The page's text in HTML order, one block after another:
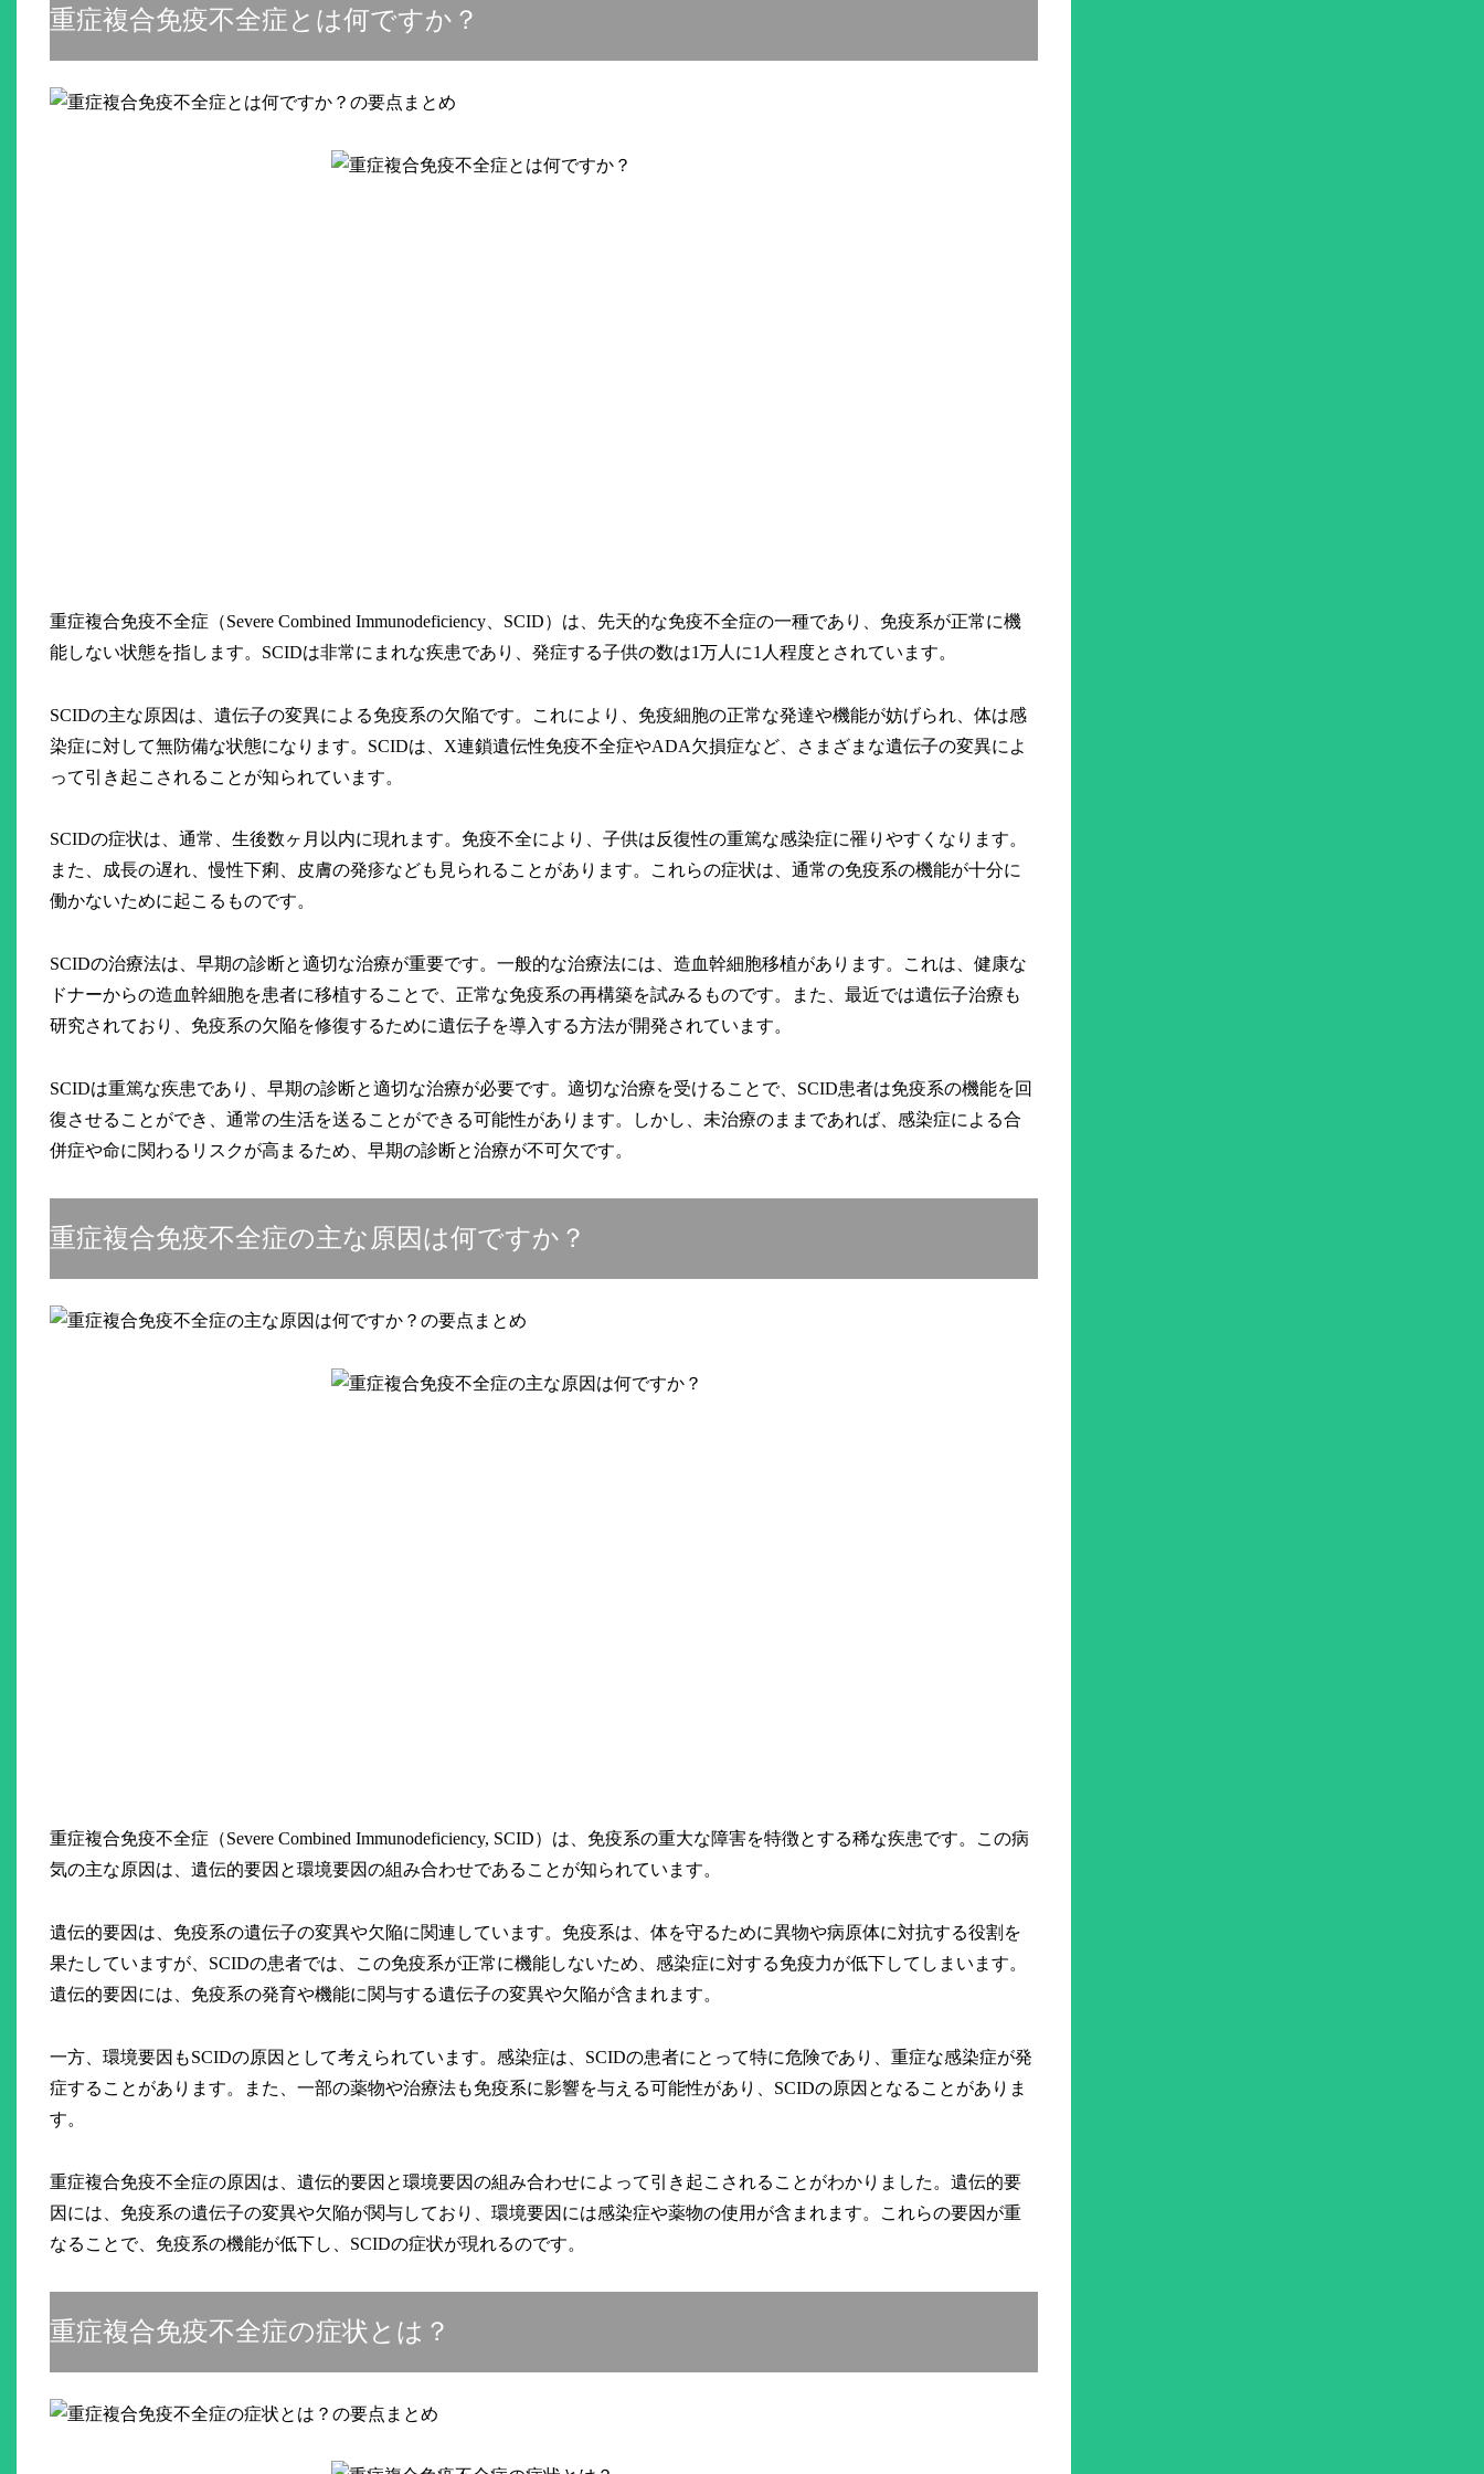
重症複合免疫不全症とは何ですか？
重症複合免疫不全症（Severe Combined Immunodeficiency、SCID）は、先天的な免疫不全症の一種であり、免疫系が正常に機
能しない状態を指します。SCIDは非常にまれな疾患であり、発症する子供の数は1万人に1人程度とされています。
SCIDの主な原因は、遺伝子の変異による免疫系の欠陥です。これにより、免疫細胞の正常な発達や機能が妨げられ、体は感
染症に対して無防備な状態になります。SCIDは、X連鎖遺伝性免疫不全症やADA欠損症など、さまざまな遺伝子の変異によ
って引き起こされることが知られています。
SCIDの症状は、通常、生後数ヶ月以内に現れます。免疫不全により、子供は反復性の重篤な感染症に罹りやすくなります。
また、成長の遅れ、慢性下痢、皮膚の発疹なども見られることがあります。これらの症状は、通常の免疫系の機能が十分に
働かないために起こるものです。
SCIDの治療法は、早期の診断と適切な治療が重要です。一般的な治療法には、造血幹細胞移植があります。これは、健康な
ドナーからの造血幹細胞を患者に移植することで、正常な免疫系の再構築を試みるものです。また、最近では遺伝子治療も
研究されており、免疫系の欠陥を修復するために遺伝子を導入する方法が開発されています。
SCIDは重篤な疾患であり、早期の診断と適切な治療が必要です。適切な治療を受けることで、SCID患者は免疫系の機能を回
復させることができ、通常の生活を送ることができる可能性があります。しかし、未治療のままであれば、感染症による合
併症や命に関わるリスクが高まるため、早期の診断と治療が不可欠です。
重症複合免疫不全症の主な原因は何ですか？
重症複合免疫不全症（Severe Combined Immunodeficiency, SCID）は、免疫系の重大な障害を特徴とする稀な疾患です。この病
気の主な原因は、遺伝的要因と環境要因の組み合わせであることが知られています。
遺伝的要因は、免疫系の遺伝子の変異や欠陥に関連しています。免疫系は、体を守るために異物や病原体に対抗する役割を
果たしていますが、SCIDの患者では、この免疫系が正常に機能しないため、感染症に対する免疫力が低下してしまいます。
遺伝的要因には、免疫系の発育や機能に関与する遺伝子の変異や欠陥が含まれます。
一方、環境要因もSCIDの原因として考えられています。感染症は、SCIDの患者にとって特に危険であり、重症な感染症が発
症することがあります。また、一部の薬物や治療法も免疫系に影響を与える可能性があり、SCIDの原因となることがありま
す。
重症複合免疫不全症の原因は、遺伝的要因と環境要因の組み合わせによって引き起こされることがわかりました。遺伝的要
因には、免疫系の遺伝子の変異や欠陥が関与しており、環境要因には感染症や薬物の使用が含まれます。これらの要因が重
なることで、免疫系の機能が低下し、SCIDの症状が現れるのです。
重症複合免疫不全症の症状とは？